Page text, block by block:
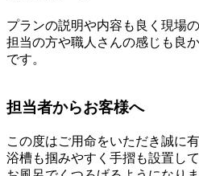
プランの説明や内容も良く現場
担当の方や職人さんの感じも良
です。
担当者からお客様へ
この度はご用命をいただき誠に
浴槽も掴みやすく手摺も設置し